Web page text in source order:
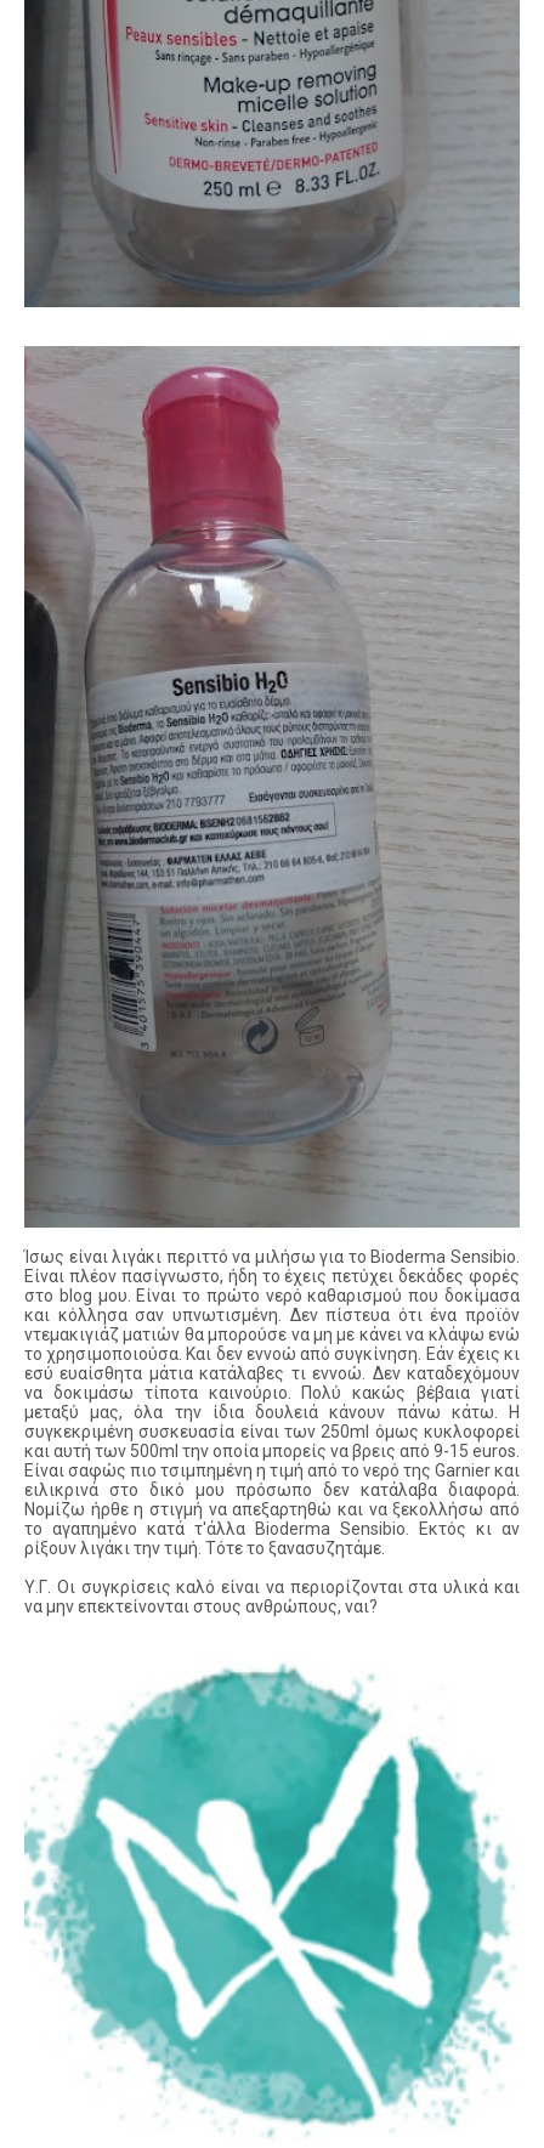
Ίσως είναι λιγάκι περιττό να μιλήσω για το Bioderma Sensibio.
Είναι πλέον πασίγνωστο, ήδη το έχεις πετύχει δεκάδες φορές
στο blog μου. Είναι το πρώτο νερό καθαρισμού που δοκίμασα
και κόλλησα σαν υπνωτισμένη. Δεν πίστευα ότι ένα προϊόν
ντεμακιγιάζ ματιών θα μπορούσε να μη με κάνει να κλάψω ενώ
το χρησιμοποιούσα. Και δεν εννοώ από συγκίνηση. Εάν έχεις κι
εσύ ευαίσθητα μάτια κατάλαβες τι εννοώ. Δεν καταδεχόμουν
να δοκιμάσω τίποτα καινούριο. Πολύ κακώς βέβαια γιατί
μεταξύ μας, όλα την ίδια δουλειά κάνουν πάνω κάτω. Η
συγκεκριμένη συσκευασία είναι των 250ml όμως κυκλοφορεί
και αυτή των 500ml την οποία μπορείς να βρεις από 9-15 euros.
Είναι σαφώς πιο τσιμπημένη η τιμή από το νερό της Garnier και
ειλικρινά στο δικό μου πρόσωπο δεν κατάλαβα διαφορά.
Νομίζω ήρθε η στιγμή να απεξαρτηθώ και να ξεκολλήσω από
το αγαπημένο κατά τ'άλλα Bioderma Sensibio. Εκτός κι αν
ρίξουν λιγάκι την τιμή. Τότε το ξανασυζητάμε.
Υ.Γ. Οι συγκρίσεις καλό είναι να περιορίζονται στα υλικά και
να μην επεκτείνονται στους ανθρώπους, ναι?